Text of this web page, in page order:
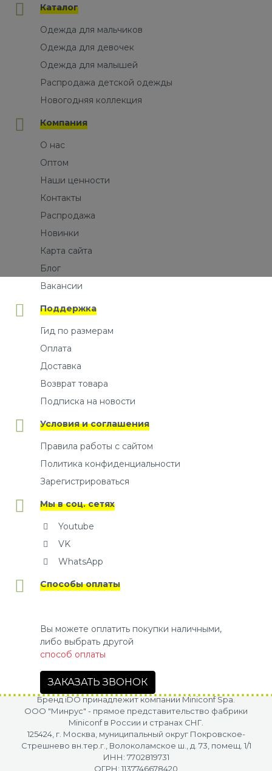
Каталог
Одежда для мальчиков
Одежда для девочек
Одежда для малышей
Распродажа детской одежды
Новогодняя коллекция
Компания
О нас
Оптом
Наши ценности
Контакты
Распродажа
Новинки
Карта сайта
Блог
Вакансии
Поддержка
Гид по размерам
Оплата
Доставка
Возврат товара
Подписка на новости
Условия и соглашения
Правила работы с сайтом
Политика конфиденциальности
Зарегистрироваться
Мы в соц. сетях
Youtube
VK
WhatsApp
Способы оплаты
Вы можете оплатить покупки наличными,
либо выбрать другой
способ оплаты
ЗАКАЗАТЬ ЗВОНОК
Бренд iDO принадлежит компании Miniconf Spa.
OOO "Минрус" - прямое представительство фабрики
Miniconf в России и странах СНГ.
125424, г. Москва, муниципальный округ Покровское-
Стрешнево вн.тер.г., Волоколамское ш., д. 73, помещ. 1/1
ИНН: 7702819731
ОГРН: 1137746678420